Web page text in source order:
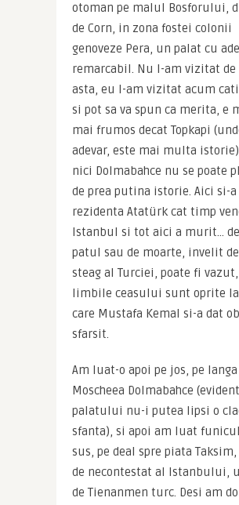
otoman pe malul Bosforului,
de Corn, in zona fostei colonii
genoveze Pera, un palat cu
remarcabil. Nu l-am vizitat de
asta, eu l-am vizitat acum
si pot sa va spun ca merita, e
mai frumos decat Topkapi
adevar, este mai multa
nici Dolmabahce nu se poate
de prea putina istorie. Aici si-
rezidenta Atatürk cat timp
Istanbul si tot aici a murit…
patul sau de moarte, invelit
steag al Turciei, poate fi
limbile ceasului sunt oprite
care Mustafa Kemal si-a dat
sfarsit.
Am luat-o apoi pe jos, pe langa
Moscheea Dolmabahce
palatului nu-i putea lipsi o
sfanta), si apoi am luat
sus, pe deal spre piata
de necontestat al Istanbului,
de Tienanmen turc. Desi am